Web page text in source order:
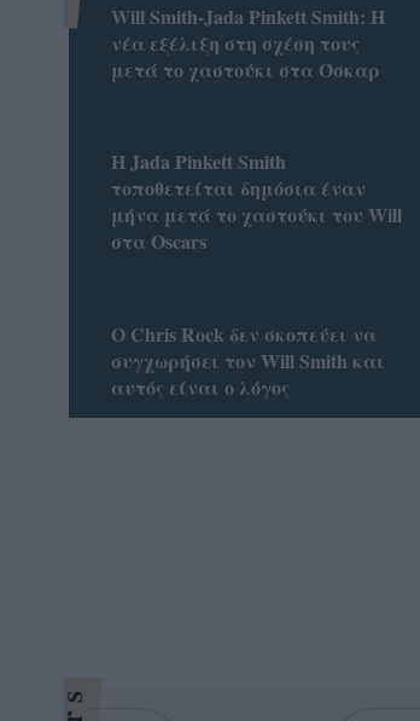
Will Smith-Jada Pinkett Smith: Η
νέα εξέλιξη στη σχέση τους
μετά το χαστούκι στα Όσκαρ
Η Jada Pinkett Smith
τοποθετείται δημόσια έναν
μήνα μετά το χαστούκι του Will
στα Oscars
O Chris Rock δεν σκοπεύει να
συγχωρήσει τον Will Smith και
αυτός είναι ο λόγος